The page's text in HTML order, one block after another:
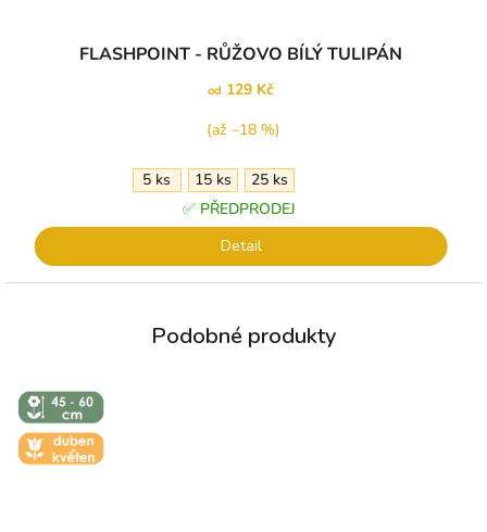
FLASHPOINT - RŮŽOVO BÍLÝ TULIPÁN
od 129 Kč
(až –18 %)
5 ks 15 ks
25 ks
✅ PŘEDPRODEJ
Detail
↕️ VÝŠKA 45
- 60 CM
🌼 KVĚT -
DUBEN-
KVĚTEN